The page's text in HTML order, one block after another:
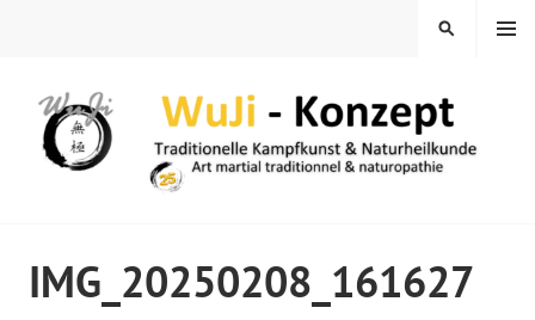
MENU
SEARCH
IMG_20250208_161627